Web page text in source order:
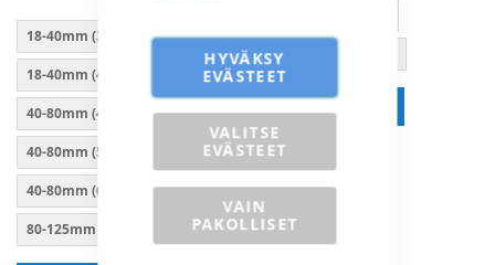
HYVÄKSY
EVÄSTEET
VALITSE
EVÄSTEET
VAIN
PAKOLLISET
18-40mm (3mm)
18-40mm (4mm)
40-80mm (4mm)
40-80mm (5mm)
40-80mm (6mm)
80-125mm 125-200mm
800mm
LISÄÄ
VERTAILUUN